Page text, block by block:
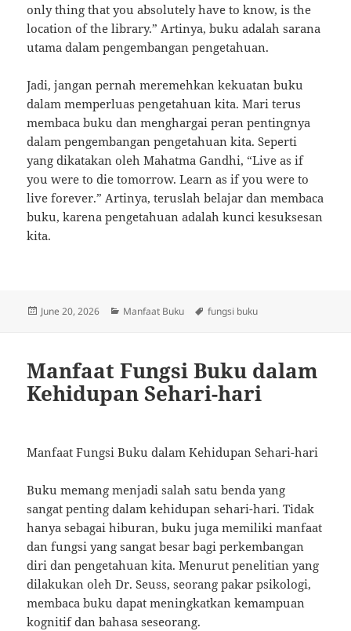
only thing that you absolutely have to know, is the
location of the library.” Artinya, buku adalah sarana
utama dalam pengembangan pengetahuan.
Jadi, jangan pernah meremehkan kekuatan buku
dalam memperluas pengetahuan kita. Mari terus
membaca buku dan menghargai peran pentingnya
dalam pengembangan pengetahuan kita. Seperti
yang dikatakan oleh Mahatma Gandhi, “Live as if
you were to die tomorrow. Learn as if you were to
live forever.” Artinya, teruslah belajar dan membaca
buku, karena pengetahuan adalah kunci kesuksesan
kita.
Posted
June 20, 2026 Categories
Manfaat Buku Tags
fungsi buku
Manfaat Fungsi Buku dalam
Kehidupan Sehari-hari
Manfaat Fungsi Buku dalam Kehidupan Sehari-hari
Buku memang menjadi salah satu benda yang
sangat penting dalam kehidupan sehari-hari. Tidak
hanya sebagai hiburan, buku juga memiliki manfaat
dan fungsi yang sangat besar bagi perkembangan
diri dan pengetahuan kita. Menurut penelitian yang
dilakukan oleh Dr. Seuss, seorang pakar psikologi,
membaca buku dapat meningkatkan kemampuan
kognitif dan bahasa seseorang.